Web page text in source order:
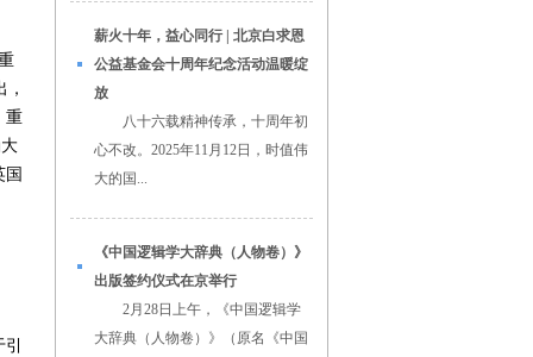
重
薪火十年，益心同行 | 北京白求恩
公益基金会十周年纪念活动温暖绽
放
八十六载精神传承，十周年初
心不改。2025年11月12日，时值伟
大的国...
《中国逻辑学大辞典（人物卷）》
出版签约仪式在京举行
2月28日上午，《中国逻辑学
大辞典（人物卷）》（原名《中国